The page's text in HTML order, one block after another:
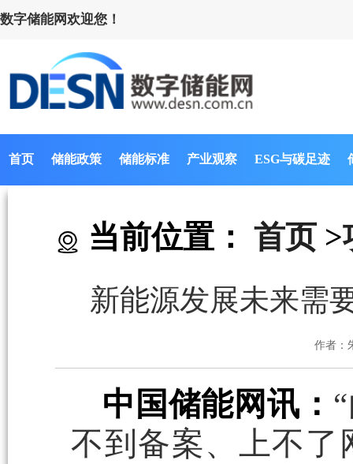
数字储能网欢迎您！
首页 储能政策 储能标准 产业观察 ESG与碳足迹
当前位置： 首页 >
新能源发展未来需
作者：
中国储能网讯：
不到备案、上不了